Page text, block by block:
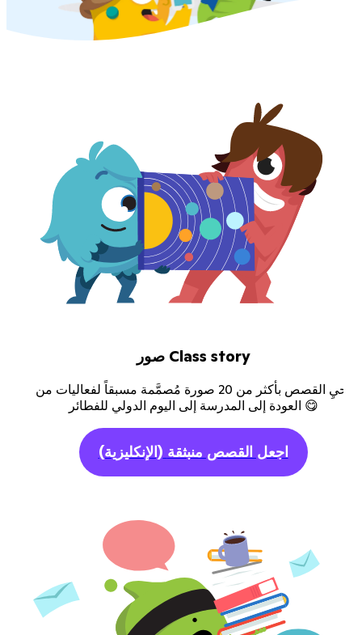
صور Class story
أحيِ القصص بأكثر من 20 صورة مُصمَّمة مسبقاً لفعاليات من
العودة إلى المدرسة إلى اليوم الدولي للفطائر 😋
اجعل القصص منبثقة (الإنكليزية)